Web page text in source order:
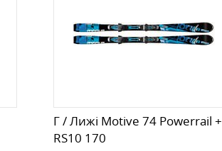
Г / Лижі Motive 74 Powerrail +
RS10 170